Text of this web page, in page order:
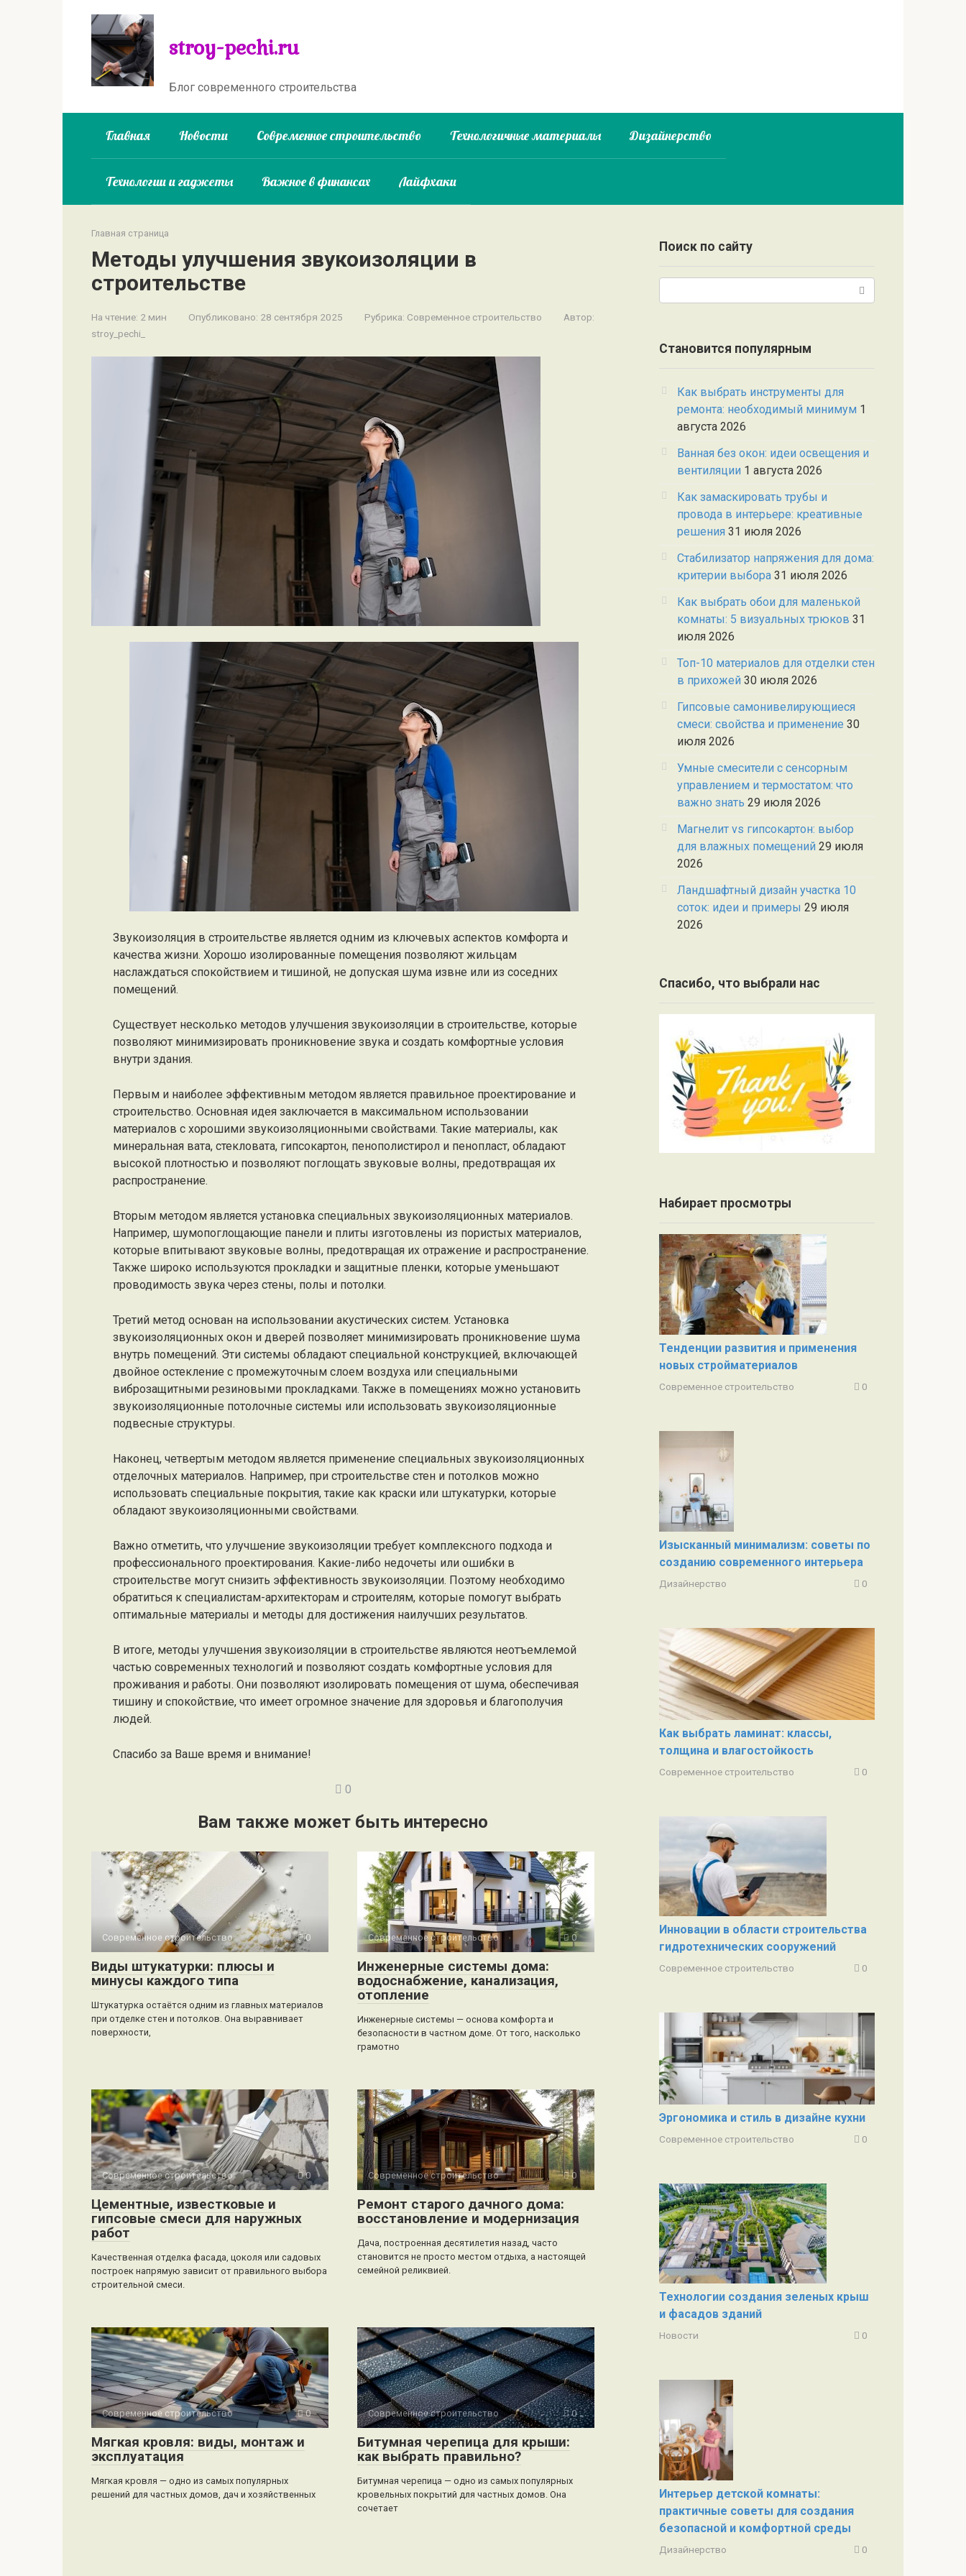
stroy-pechi.ru
Блог современного строительства
Главная Новости Современное строительство Технологичные материалы Дизайнерство
Технологии и гаджеты Важное в финансах Лайфхаки
Главная страница
Методы улучшения звукоизоляции в
строительстве
На чтение: 2 мин Опубликовано: 28 сентября 2025 Рубрика: Современное строительство
Автор:
stroy_pechi_
Звукоизоляция в строительстве является одним из ключевых аспектов комфорта и
качества жизни. Хорошо изолированные помещения позволяют жильцам
наслаждаться спокойствием и тишиной, не допуская шума извне или из соседних
помещений.
Существует несколько методов улучшения звукоизоляции в строительстве, которые
позволяют минимизировать проникновение звука и создать комфортные условия
внутри здания.
Первым и наиболее эффективным методом является правильное проектирование и
строительство. Основная идея заключается в максимальном использовании
материалов с хорошими звукоизоляционными свойствами. Такие материалы, как
минеральная вата, стекловата, гипсокартон, пенополистирол и пенопласт, обладают
высокой плотностью и позволяют поглощать звуковые волны, предотвращая их
распространение.
Вторым методом является установка специальных звукоизоляционных материалов.
Например, шумопоглощающие панели и плиты изготовлены из пористых материалов,
которые впитывают звуковые волны, предотвращая их отражение и распространение.
Также широко используются прокладки и защитные пленки, которые уменьшают
проводимость звука через стены, полы и потолки.
Третий метод основан на использовании акустических систем. Установка
звукоизоляционных окон и дверей позволяет минимизировать проникновение шума
внутрь помещений. Эти системы обладают специальной конструкцией, включающей
двойное остекление с промежуточным слоем воздуха или специальными
виброзащитными резиновыми прокладками. Также в помещениях можно установить
звукоизоляционные потолочные системы или использовать звукоизоляционные
подвесные структуры.
Наконец, четвертым методом является применение специальных звукоизоляционных
отделочных материалов. Например, при строительстве стен и потолков можно
использовать специальные покрытия, такие как краски или штукатурки, которые
обладают звукоизоляционными свойствами.
Важно отметить, что улучшение звукоизоляции требует комплексного подхода и
профессионального проектирования. Какие-либо недочеты или ошибки в
строительстве могут снизить эффективность звукоизоляции. Поэтому необходимо
обратиться к специалистам-архитекторам и строителям, которые помогут выбрать
оптимальные материалы и методы для достижения наилучших результатов.
В итоге, методы улучшения звукоизоляции в строительстве являются неотъемлемой
частью современных технологий и позволяют создать комфортные условия для
проживания и работы. Они позволяют изолировать помещения от шума, обеспечивая
тишину и спокойствие, что имеет огромное значение для здоровья и благополучия
людей.
Спасибо за Ваше время и внимание!
0
Вам также может быть интересно
Современное строительство 0
Виды штукатурки: плюсы и
минусы каждого типа
Штукатурка остаётся одним из главных материалов
при отделке стен и потолков. Она выравнивает
поверхности,
Современное строительство 0
Инженерные системы дома:
водоснабжение, канализация,
отопление
Инженерные системы — основа комфорта и
безопасности в частном доме. От того, насколько
грамотно
Современное строительство 0
Цементные, известковые и
гипсовые смеси для наружных
работ
Качественная отделка фасада, цоколя или садовых
построек напрямую зависит от правильного выбора
строительной смеси.
Современное строительство 0
Ремонт старого дачного дома:
восстановление и модернизация
Дача, построенная десятилетия назад, часто
становится не просто местом отдыха, а настоящей
семейной реликвией.
Современное строительство 0
Мягкая кровля: виды, монтаж и
эксплуатация
Мягкая кровля — одно из самых популярных
решений для частных домов, дач и хозяйственных
Современное строительство 0
Битумная черепица для крыши:
как выбрать правильно?
Битумная черепица — одно из самых популярных
кровельных покрытий для частных домов. Она
сочетает
Поиск по сайту
Становится популярным
Как выбрать инструменты для
ремонта: необходимый минимум 1
августа 2026
Ванная без окон: идеи освещения и
вентиляции 1 августа 2026
Как замаскировать трубы и
провода в интерьере: креативные
решения 31 июля 2026
Стабилизатор напряжения для дома:
критерии выбора 31 июля 2026
Как выбрать обои для маленькой
комнаты: 5 визуальных трюков 31
июля 2026
Топ-10 материалов для отделки стен
в прихожей 30 июля 2026
Гипсовые самонивелирующиеся
смеси: свойства и применение 30
июля 2026
Умные смесители с сенсорным
управлением и термостатом: что
важно знать 29 июля 2026
Магнелит vs гипсокартон: выбор
для влажных помещений 29 июля
2026
Ландшафтный дизайн участка 10
соток: идеи и примеры 29 июля
2026
Спасибо, что выбрали нас
Набирает просмотры
Тенденции развития и применения
новых стройматериалов
Современное строительство 0
Изысканный минимализм: советы по
созданию современного интерьера
Дизайнерство 0
Как выбрать ламинат: классы,
толщина и влагостойкость
Современное строительство 0
Инновации в области строительства
гидротехнических сооружений
Современное строительство 0
Эргономика и стиль в дизайне кухни
Современное строительство 0
Технологии создания зеленых крыш
и фасадов зданий
Новости 0
Интерьер детской комнаты:
практичные советы для создания
безопасной и комфортной среды
Дизайнерство 0